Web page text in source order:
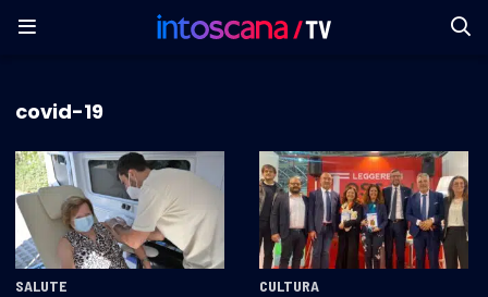
covid-19
SALUTE CULTURA